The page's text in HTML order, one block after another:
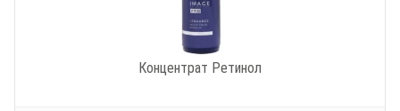
Концентрат Ретинол